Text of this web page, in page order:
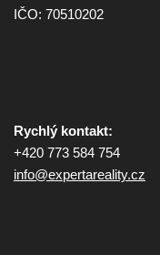
IČO: 70510202
Rychlý kontakt:
+420 773 584 754
info@expertareality.cz